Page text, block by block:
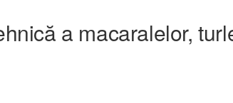
a macaralelor,